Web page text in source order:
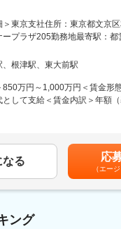
は、東京大学発のメデ
て、睡眠を高精度に計測・解
析クラウドを基盤に、医療・研
ています。研究領域では、睡
クラウドを用い、研究計画～
援するサービスも提供してい
引き継ぎ、体制強化したいと
までを一気通貫で推進いただき
＞東京支社住所：東京都文京
ープラザ205勤務地最寄駅：都
喫煙対策：屋内全面禁煙変更
ートワーク含む）
、根津駅、東大前駅
850万円～1,000万円＜賃金形
として支給＜賃金内訳＞年額
有＜残業手当＞有＜給与補足
ン付与：都度（昨年実績 有）
、選考を通じて上下する可能
当を含めた表記です。
なる 応
（エー
ング